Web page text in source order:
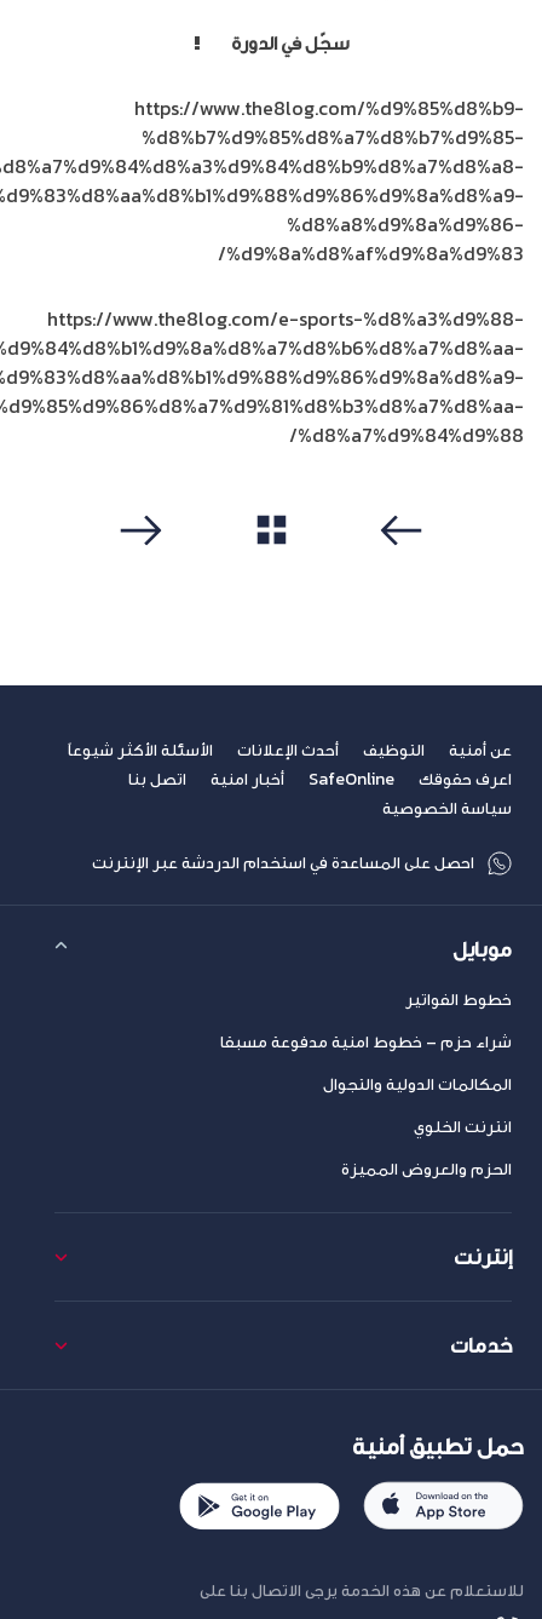
سجّل في الدورة الآن!
https://www.the8log.com/%d9%85%d8%b9-
%d8%b7%d9%85%d8%a7%d8%b7%d9%85-
%d8%a8%d9%8a%d9%86-
%d9%8a%d8%af%d9%8a%d9%83/
https://www.the8log.com/e-sports-%d8%a3%d9%88-
%d8%a7%d9%84%d9%88/
عن أمنية التوظيف أحدث الإعلانات
الأسئلة الأكثر شيوعاً
اعرف حقوقك
SafeOnline أخبار امنية
اتصل بنا
سياسة الخصوصية
احصل على المساعدة في استخدام الدردشة عبر الإنترنت
موبايل
خطوط الفواتير
شراء حزم – خطوط امنية مدفوعة مسبقا
المكالمات الدولية والتجوال
انترنت الخلوي
الحزم والعروض المميزة
إنترنت
خدمات
حمل تطبيق أمنية
للاستعلام عن هذه الخدمة يرجى الاتصال بنا على